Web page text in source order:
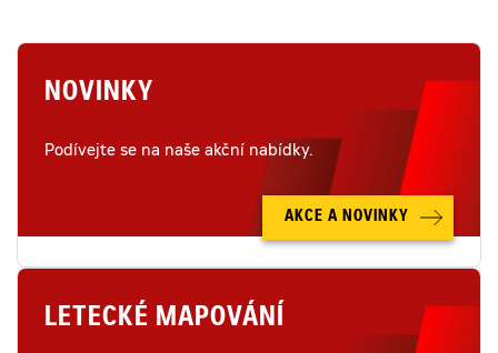
NOVINKY
Podívejte se na naše akční nabídky.
AKCE A NOVINKY
LETECKÉ MAPOVÁNÍ